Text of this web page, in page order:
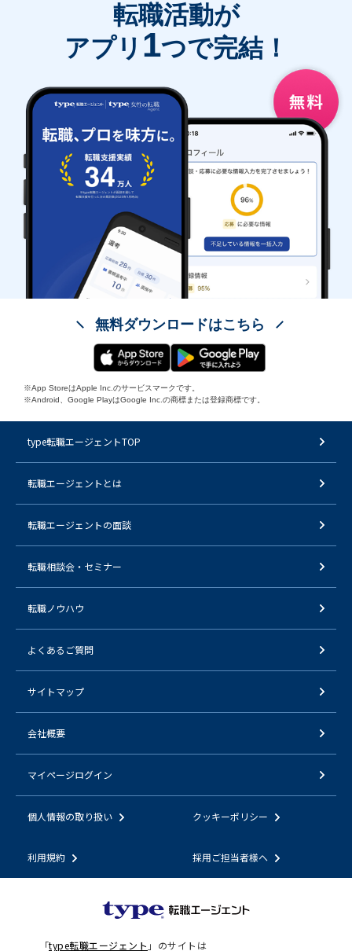
転職活動が
アプリ 1つで完結！
無料ダウンロードはこちら
※App StoreはApple Inc.のサービスマークです。
※Android、Google PlayはGoogle Inc.の商標または登録商標です。
type転職エージェントTOP
転職エージェントとは
転職エージェントの面談
転職相談会・セミナー
転職ノウハウ
よくあるご質問
サイトマップ
会社概要
マイページログイン
個人情報の取り扱い クッキーポリシー
利用規約 採用ご担当者様へ
「type転職エージェント 」のサイトは